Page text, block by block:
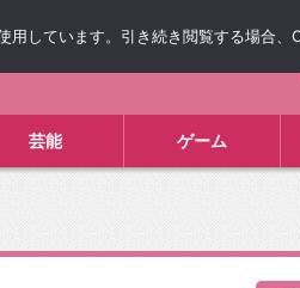
芸能 ゲーム
しています。引き続き閲覧する場合、